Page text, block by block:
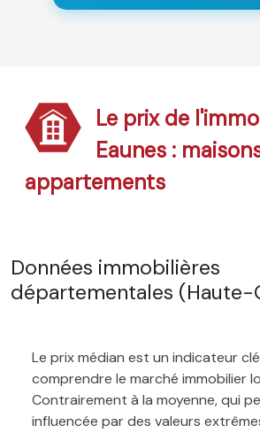
Le prix de
Eaunes :
appartements
Données immobilières
départementales (Haute-
Le prix médian est un indicateur
comprendre le marché immobilier
Contrairement à la moyenne, qui
influencée par des valeurs